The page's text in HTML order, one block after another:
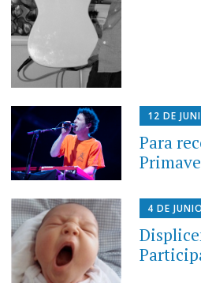
12 DE
Para
4 DE